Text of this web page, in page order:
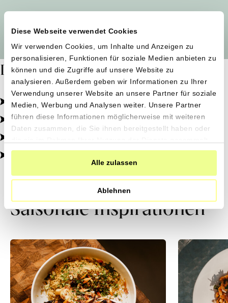
Diese Webseite verwendet Cookies
Wir verwenden Cookies, um Inhalte und Anzeigen zu
personalisieren, Funktionen für soziale Medien anbieten zu
können und die Zugriffe auf unsere Website zu
analysieren. Außerdem geben wir Informationen zu Ihrer
Verwendung unserer Website an unsere Partner für soziale
Medien, Werbung und Analysen weiter. Unsere Partner
führen diese Informationen möglicherweise mit weiteren
Daten zusammen, die Sie ihnen bereitgestellt haben oder
haben.
Alle zulassen
Ablehnen
Dafür stehen wir
Pestizidfrei angebaut, schonend verarbeitet.
Natürliche Zutaten, echter Geschmack.
Von kleinen Höfen, direkt zu dir.
100% transparent, 0% Zusatzstoffe.
Saisonale Inspirationen